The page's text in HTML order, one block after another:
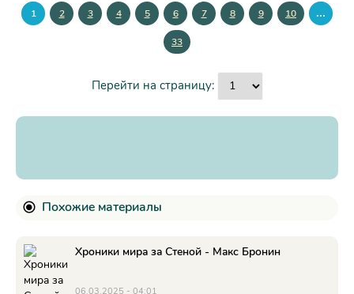
1 2 3 4 5 6 7 8 9 10 ...
33
Перейти на страницу:
Похожие материалы
Хроники мира за Стеной - Макс Бронин
06.03.2025 - 04:01